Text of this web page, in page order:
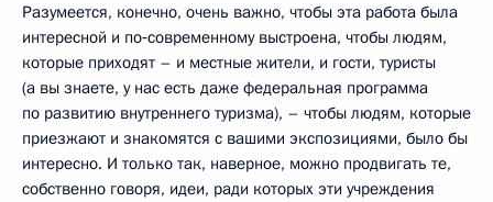
Разумеется, конечно, очень важно, чтобы эта работа была
интересной и по‑современному выстроена, чтобы людям,
которые приходят – и местные жители, и гости, туристы
(а вы знаете, у нас есть даже федеральная программа
по развитию внутреннего туризма), – чтобы людям, которые
приезжают и знакомятся с вашими экспозициями, было бы
интересно. И только так, наверное, можно продвигать те,
собственно говоря, идеи, ради которых эти учреждения